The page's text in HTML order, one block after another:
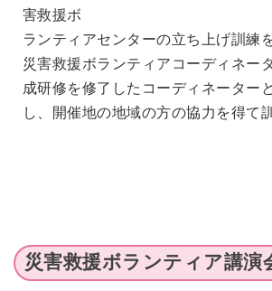
害救援ボ
ランティアセンターの立ち上げ訓練
災害救援ボランティアコーディネー
成研修を修了したコーディネーター
し、開催地の地域の方の協力を得て
災害救援ボランティア講演